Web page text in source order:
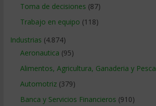
Toma de decisiones (87)
Trabajo en equipo (118)
Industrias (4.874)
Aeronautica (95)
Alimentos, Agricultura, Ganaderia y Pesca
Automotriz(379)
Banca y Servicios Financieros (910)